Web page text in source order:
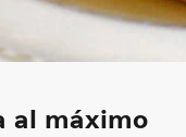
al máximo